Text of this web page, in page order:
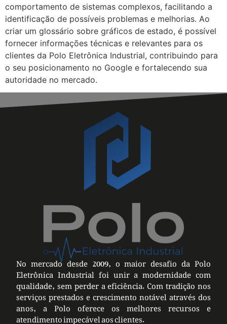
comportamento de sistemas complexos, facilitando a
identificação de possíveis problemas e melhorias. Ao
criar um glossário sobre gráficos de estado, é possível
fornecer informações técnicas e relevantes para os
clientes da Polo Eletrônica Industrial, contribuindo para
o seu posicionamento no Google e fortalecendo sua
autoridade no mercado.
No mercado desde 2009, o maior desafio da Polo
Eletrônica Industrial foi unir a modernidade com
qualidade, sem perder a eficiência. Com tradição nos
serviços prestados e crescimento notável através dos
anos, a Polo oferece os melhores recursos e
atendimento impecável aos clientes.